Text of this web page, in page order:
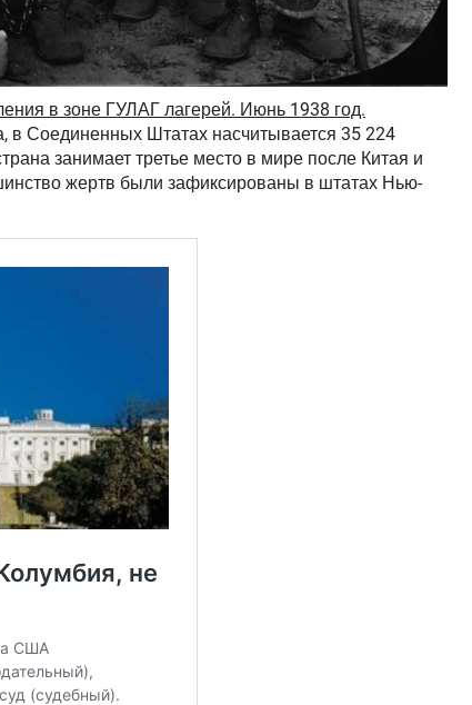
в зоне ГУЛАГ лагерей. Июнь 1938 год.
Соединенных Штатах насчитывается 35 224
занимает третье место в мире после Китая и
жертв были зафиксированы в штатах Нью-